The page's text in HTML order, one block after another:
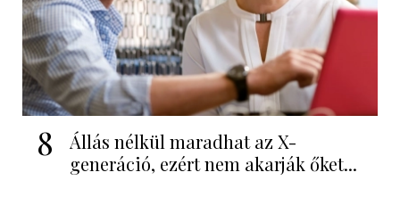
8
Állás nélkül maradhat az X-
generáció, ezért nem akarják őket...